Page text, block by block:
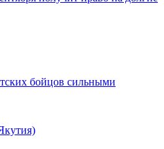
бойцов сильными